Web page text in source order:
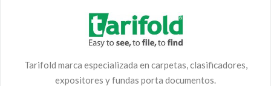
Tarifold marca especializada en carpetas, clasificadores,
expositores y fundas porta documentos.